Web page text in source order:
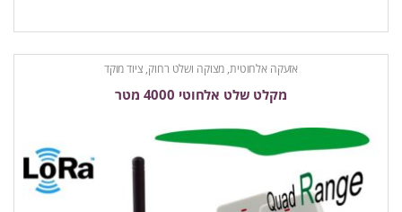
אזעקה אלחוטית, מצוקה ושלט רחוק, ציוד מוקד
מקלט שלט אלחוטי 4000 מטר